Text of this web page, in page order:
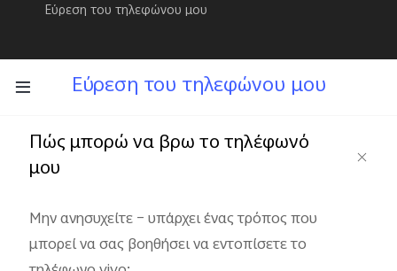
Greece | Επιλέξτε χώρα/περιοχή
Εύρεση του τηλεφώνου μου
Εύρεση του τηλεφώνου μου
Πώς μπορώ να βρω το τηλέφωνό
μου
Μην ανησυχείτε – υπάρχει ένας τρόπος που
μπορεί να σας βοηθήσει να εντοπίσετε το